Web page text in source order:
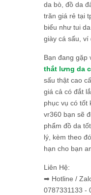
da bò, đồ da
trăn giá rẻ tại
biểu như tui
giày cá sấu, ví
Bạn đang gặp
thắt lưng da
sấu thật cao
giá cả có đắt
phục vụ có tốt
vr360 bạn sẽ
phẩm đồ da
lý, kèm theo
hạn cho bạn
Liên Hệ:
➡ Hotline /
0787331133 -